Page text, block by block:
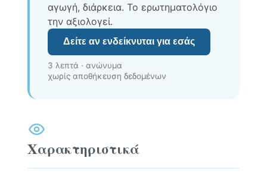
αγωγή, διάρκεια. Το ερωτηματολόγιο
την αξιολογεί.
Δείτε αν ενδείκνυται για εσάς
3 λεπτά · ανώνυμα
χωρίς αποθήκευση δεδομένων
Χαρακτηριστικά